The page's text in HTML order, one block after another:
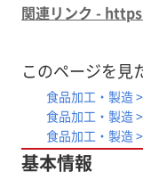
■容易に切断や接
※詳しくはPDF資
関連リンク -
このページを見
食品加工・製造
食品加工・製造
食品加工・製造
基本情報